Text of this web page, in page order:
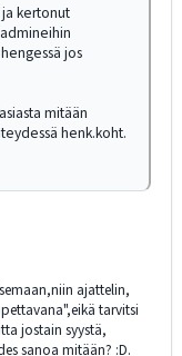
kertonut
jos
mitään
henk.koht.
ajattelin,
tarvitsi
jostain syystä,
sanoa mitään? :D.